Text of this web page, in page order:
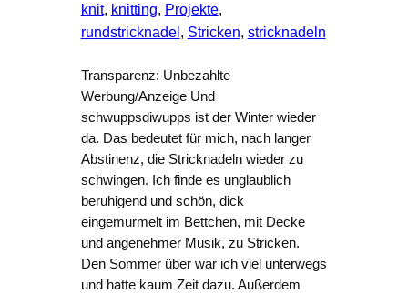
knit, knitting, Projekte
rundstricknadel , Stricken, stricknadeln
Transparenz: Unbezahlte
Werbung/Anzeige Und
schwuppsdiwupps ist der Winter wieder
da. Das bedeutet für mich, nach langer
Abstinenz, die Stricknadeln wieder zu
schwingen. Ich finde es unglaublich
beruhigend und schön, dick
eingemurmelt im Bettchen, mit Decke
und angenehmer Musik, zu Stricken.
Den Sommer über war ich viel unterwegs
und hatte kaum Zeit dazu. Außerdem